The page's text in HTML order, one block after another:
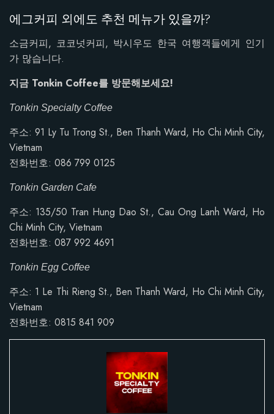
에그커피 외에도 추천 메뉴가 있을까?
소금커피, 코코넛커피, 박시우도 한국 여행객들에게 인기
가 많습니다.
지금 Tonkin Coffee를 방문해보세요!
Tonkin Specialty Coffee
주소: 91 Ly Tu Trong St., Ben Thanh Ward, Ho Chi Minh City,
Vietnam
전화번호: 086 799 0125
Tonkin Garden Cafe
주소: 135/50 Tran Hung Dao St., Cau Ong Lanh Ward, Ho
Chi Minh City, Vietnam
전화번호: 087 992 4691
Tonkin Egg Coffee
주소: 1 Le Thi Rieng St., Ben Thanh Ward, Ho Chi Minh City,
Vietnam
전화번호: 0815 841 909